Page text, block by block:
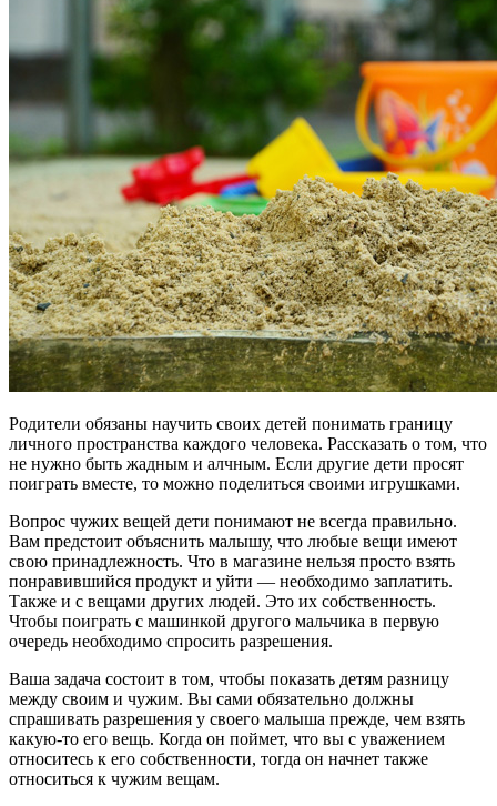
Родители обязаны научить своих детей понимать границу
личного пространства каждого человека. Рассказать о том, что
не нужно быть жадным и алчным. Если другие дети просят
поиграть вместе, то можно поделиться своими игрушками.
Вопрос чужих вещей дети понимают не всегда правильно.
Вам предстоит объяснить малышу, что любые вещи имеют
свою принадлежность. Что в магазине нельзя просто взять
понравившийся продукт и уйти — необходимо заплатить.
Также и с вещами других людей. Это их собственность.
Чтобы поиграть с машинкой другого мальчика в первую
очередь необходимо спросить разрешения.
Ваша задача состоит в том, чтобы показать детям разницу
между своим и чужим. Вы сами обязательно должны
спрашивать разрешения у своего малыша прежде, чем взять
какую-то его вещь. Когда он поймет, что вы с уважением
относитесь к его собственности, тогда он начнет также
относиться к чужим вещам.